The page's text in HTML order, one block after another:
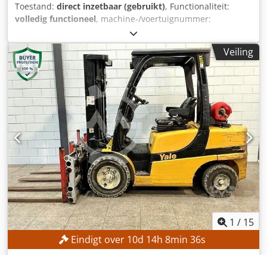
Toestand: direct inzetbaar (gebruikt), Functionaliteit:
volledig functioneel, machine-/voertuignummer:
2019
draagvermogen:5.000 kg, hefhoogte:3.700 mm,
brandstoftype:
elektrisch, masttype:duplex, vorklengte:
2.390 mm , TECHNISCHE GEGEVENS Draagvermogen: 5.000
kg Hefhoogte: 3.700 mm Doorrijhoogte: 2.580 mm Lengte
vorken: 2.390 mm Minimale vorkbreedte: 410 mm
Maximale vorkbreedte: 1.300 mm MACHINEGEGEVENS
Aantal wielen: 4 Masttype: Duplex Aandrijving: Elektrisch
Bedrijfstijden: 10.333 uur Afmetingen en gewicht
Afmetingen (l x b x h): 2.896 x 1.399 x 2.570 mm Ledig
gewicht: 7.025 kg Batterijtype: 6 PZS 930 Bouwjaar batterij:
2019 Batterijcapaciteit: 930 Ah Batterijspanning: 80 V
Bedrijfstijden: 10.333 uur UITRUSTING Zijdelingse
verplaatsing Vorkverstelling Niet-markerende banden
Volledige cabine Dcedpfx Alszrmmls Dek Werkverlichting
Verwarming Gebruikershandleiding CE-markering
Veiling
1 / 15
Eindigt over 10d 14h 8min 33s